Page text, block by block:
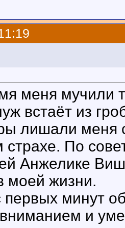
меня мучили
встаёт из
лишали меня
страхе. По
Анжелике
моей жизни.
первых минут
и